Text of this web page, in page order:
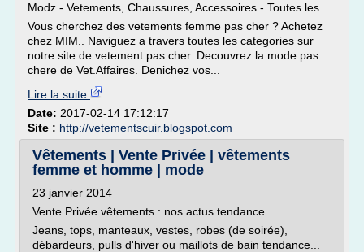
Modz - Vetements, Chaussures, Accessoires - Toutes les.
Vous cherchez des vetements femme pas cher ? Achetez
chez MIM.. Naviguez a travers toutes les categories sur
notre site de vetement pas cher. Decouvrez la mode pas
chere de Vet.Affaires. Denichez vos...
Lire la suite
Date: 2017-02-14 17:12:17
Site : http://vetementscuir.blogspot.com
Vêtements | Vente Privée | vêtements
femme et homme | mode
23 janvier 2014
Vente Privée vêtements : nos actus tendance
Jeans, tops, manteaux, vestes, robes (de soirée),
débardeurs, pulls d'hiver ou maillots de bain tendance...